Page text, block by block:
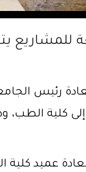
للمشاريع
رئيس
إلى كلية الطب،
عميد كلية